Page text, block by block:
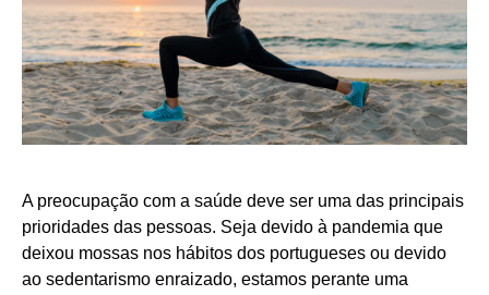
A preocupação com a saúde deve ser uma das principais
prioridades das pessoas. Seja devido à pandemia que
deixou mossas nos hábitos dos portugueses ou devido
ao sedentarismo enraizado, estamos perante uma